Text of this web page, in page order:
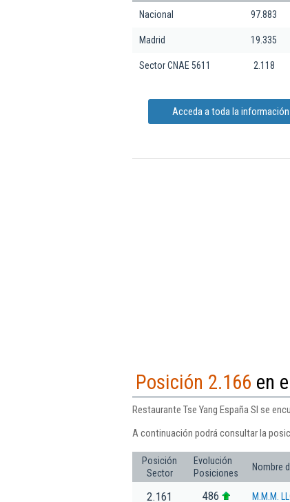
Nacional
97.883
Madrid 19.335
Sector CNAE 5611 2.118
Acceda a toda la información
Posición 2.166 en
Restaurante Tse Yang España Sl se
A continuación podrá consultar la
Posición
Sector
Evolución
Posiciones
Nombre
2.161 486 M.M.M.